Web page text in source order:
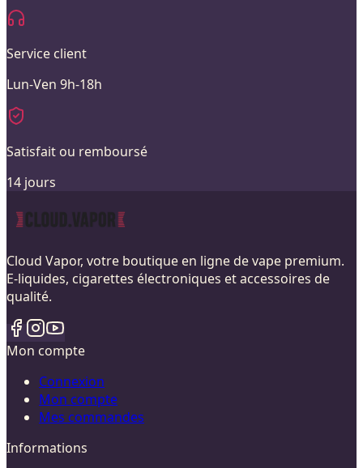
Service client
Lun-Ven 9h-18h
Satisfait ou remboursé
14 jours
Cloud Vapor, votre boutique en ligne de vape premium.
E-liquides, cigarettes électroniques et accessoires de
qualité.
Mon compte
Connexion
Mon compte
Mes commandes
Informations